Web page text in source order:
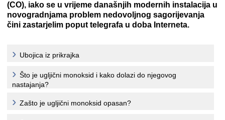
(CO), iako se u vrijeme današnjih modernih instalacija u
novogradnjama problem nedovoljnog sagorijevanja
čini zastarjelim poput telegrafa u doba Interneta.
Ubojica iz prikrajka
Što je ugljični monoksid i kako dolazi do njegovog
nastajanja?
Zašto je ugljični monoksid opasan?